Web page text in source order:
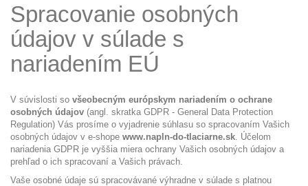
Spracovanie osobných
údajov v súlade s
nariadením EÚ
V súvislosti so všeobecným európskym nariadením o ochrane
osobných údajov (angl. skratka GDPR - General Data Protection
Regulation) Vás prosíme o vyjadrenie súhlasu so spracovaním Vašich
osobných údajov v e-shope www.napln-do-tlaciarne.sk . Účelom
nariadenia GDPR je vyššia miera ochrany Vašich osobných údajov a
prehľad o ich spracovaní a Vašich právach.
Vaše osobné údaje sú spracovávané výhradne v súlade s platnou